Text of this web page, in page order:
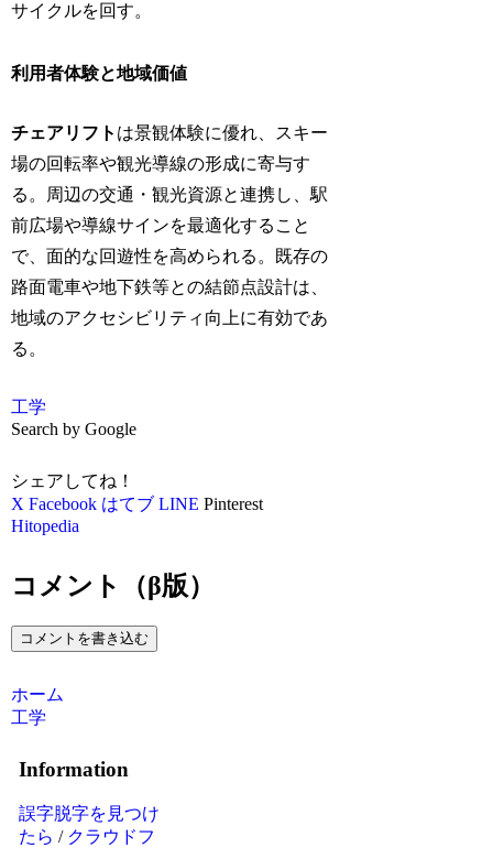
サイクルを回す。
利用者体験と地域価値
チェアリフト は景観体験に優れ、スキー
場の回転率や観光導線の形成に寄与す
る。周辺の交通・観光資源と連携し、駅
前広場や導線サインを最適化すること
で、面的な回遊性を高められる。既存の
路面電車や地下鉄等との結節点設計は、
地域のアクセシビリティ向上に有効であ
る。
工学
Search by Google
シェアしてね！
X Facebook はてブ LINE Pinterest
Hitopedia
コメント（β版）
コメントを書き込む
ホーム
工学
Information
誤字脱字を見つけ
たら / クラウドフ